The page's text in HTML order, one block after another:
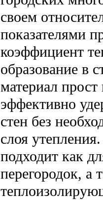
своем
показателями
коэффициент
образование в
материал прост
эффективно
стен без
слоя
подходит как
перегородок, а